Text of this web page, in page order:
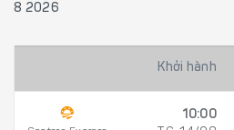
8 2026
Khởi hành
10:00